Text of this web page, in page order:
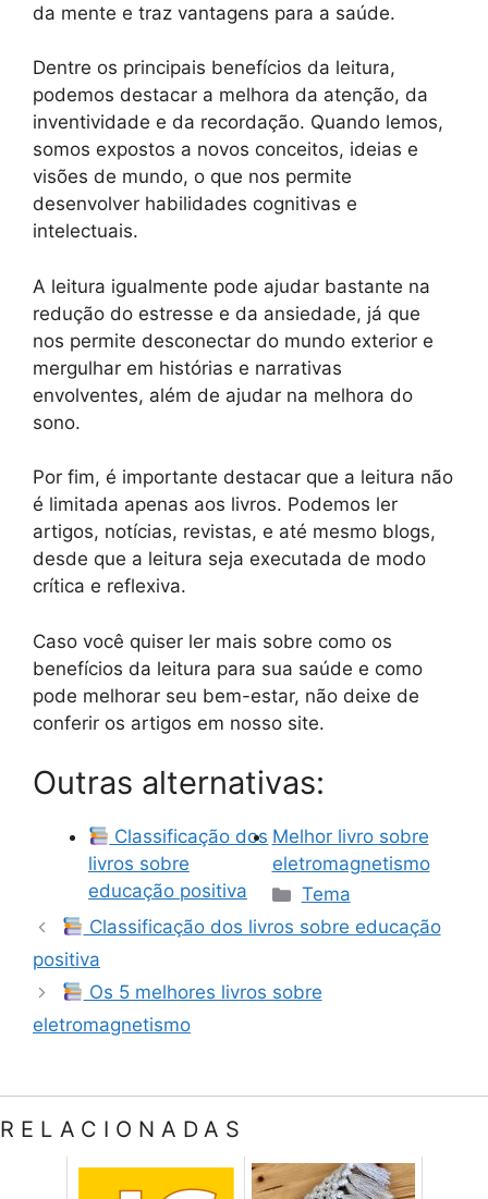
da mente e traz vantagens para a saúde.
Dentre os principais benefícios da leitura,
podemos destacar a melhora da atenção, da
inventividade e da recordação. Quando lemos,
somos expostos a novos conceitos, ideias e
visões de mundo, o que nos permite
desenvolver habilidades cognitivas e
intelectuais.
A leitura igualmente pode ajudar bastante na
redução do estresse e da ansiedade, já que
nos permite desconectar do mundo exterior e
mergulhar em histórias e narrativas
envolventes, além de ajudar na melhora do
sono.
Por fim, é importante destacar que a leitura não
é limitada apenas aos livros. Podemos ler
artigos, notícias, revistas, e até mesmo blogs,
desde que a leitura seja executada de modo
crítica e reflexiva.
Caso você quiser ler mais sobre como os
benefícios da leitura para sua saúde e como
pode melhorar seu bem-estar, não deixe de
conferir os artigos em nosso site.
Outras alternativas:
Classificação dos
livros sobre
educação positiva
Melhor livro sobre
eletromagnetismo
Categorias
Tema
Classificação dos livros sobre educação
positiva
Os 5 melhores livros sobre
eletromagnetismo
RELACIONADAS